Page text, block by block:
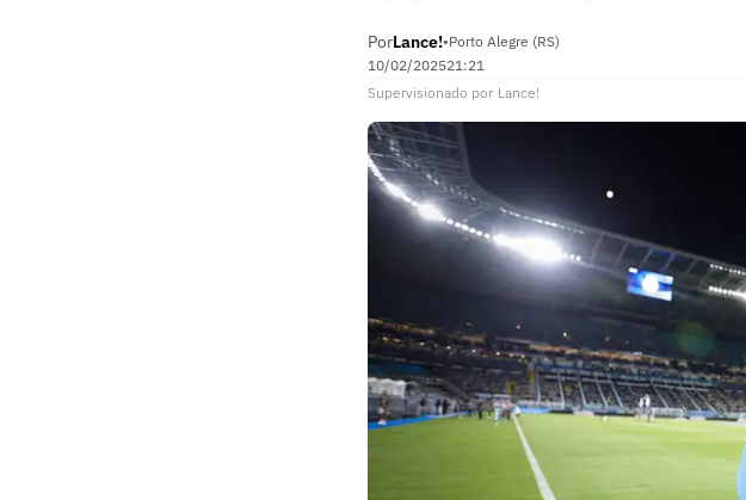
PorLance!•Porto Alegre (RS)
10/02/202521:21
Supervisionado por Lance!